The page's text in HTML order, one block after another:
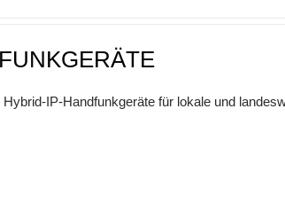
Hybrid-IP-Handfunkgeräte für lokale und